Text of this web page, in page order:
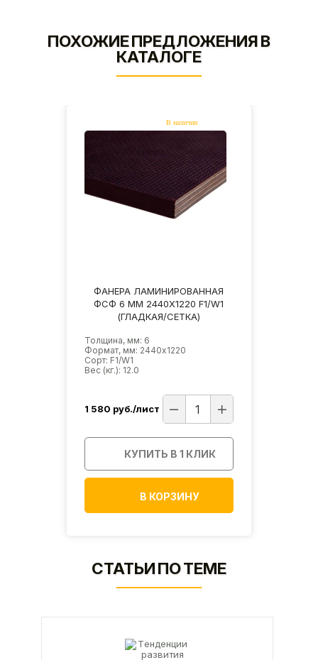
ПОХОЖИЕ ПРЕДЛОЖЕНИЯ В
КАТАЛОГЕ
ФАНЕРА ЛАМИНИРОВАННАЯ
ФСФ 6 ММ 2440Х1220 F1/W1
(ГЛАДКАЯ/СЕТКА)
Толщина, мм: 6
Формат, мм: 2440х1220
Сорт: F1/W1
Вес (кг.): 12.0
1 580 руб./лист
КУПИТЬ В 1 КЛИК
В КОРЗИНУ
СТАТЬИ ПО ТЕМЕ